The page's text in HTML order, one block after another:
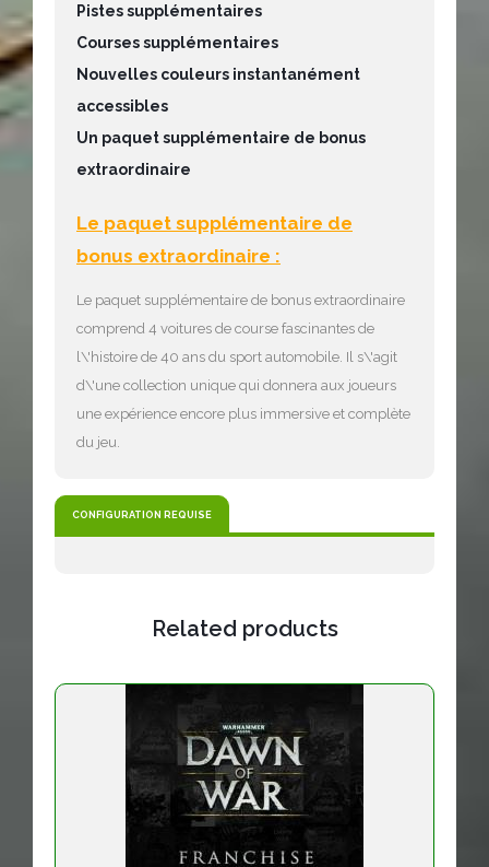
Pistes supplémentaires
Courses supplémentaires
Nouvelles couleurs instantanément
accessibles
Un paquet supplémentaire de bonus
extraordinaire
Le paquet supplémentaire de
bonus extraordinaire :
Le paquet supplémentaire de bonus extraordinaire
comprend 4 voitures de course fascinantes de
l\'histoire de 40 ans du sport automobile. Il s\'agit
d\'une collection unique qui donnera aux joueurs
une expérience encore plus immersive et complète
du jeu.
CONFIGURATION REQUISE
Related products